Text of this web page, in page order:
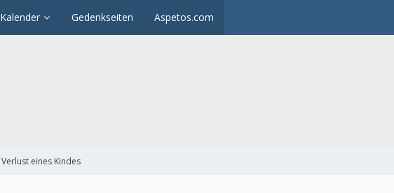
Kalender Gedenkseiten Aspetos.com
Verlust eines Kindes